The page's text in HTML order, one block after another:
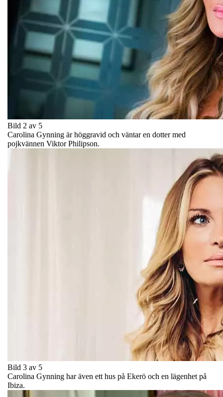
Bild 2 av 5
Carolina Gynning är höggravid och väntar en dotter med
pojkvännen Viktor Philipson.
Bild 3 av 5
Carolina Gynning har även ett hus på Ekerö och en lägenhet på
Ibiza.